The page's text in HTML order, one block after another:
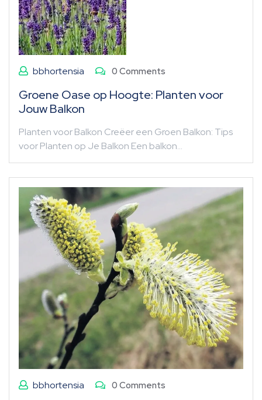
bbhortensia 0 Comments
Groene Oase op Hoogte: Planten voor
Jouw Balkon
Planten voor Balkon Creëer een Groen Balkon: Tips
voor Planten op Je Balkon Een balkon…
bbhortensia 0 Comments